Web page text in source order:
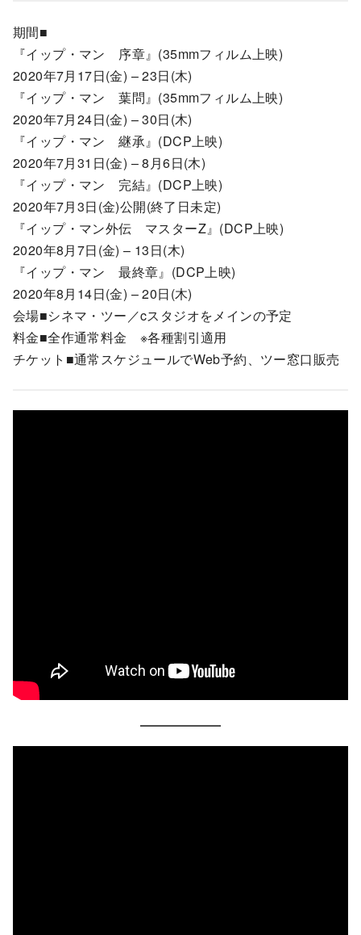
期間■
『イップ・マン 序章』(35mmフィルム上映)
2020年7月17日(金) – 23日(木)
『イップ・マン 葉問』(35mmフィルム上映)
2020年7月24日(金) – 30日(木)
『イップ・マン 継承』(DCP上映)
2020年7月31日(金) – 8月6日(木)
『イップ・マン 完結』(DCP上映)
2020年7月3日(金)公開(終了日未定)
『イップ・マン外伝 マスターZ』(DCP上映)
2020年8月7日(金) – 13日(木)
『イップ・マン 最終章』(DCP上映)
2020年8月14日(金) – 20日(木)
会場■シネマ・ツー／cスタジオをメインの予定
料金■全作通常料金 ※各種割引適用
チケット■通常スケジュールでWeb予約、ツー窓口販売